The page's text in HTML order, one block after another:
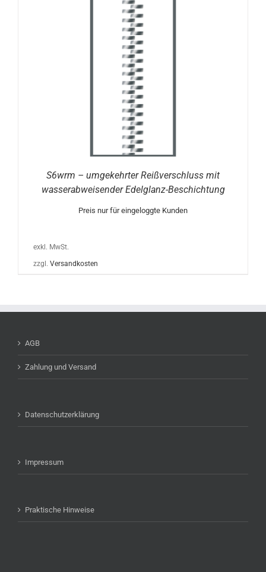
S6wrm – umgekehrter Reißverschluss mit
wasserabweisender Edelglanz-Beschichtung
Preis nur für eingeloggte Kunden
exkl. MwSt.
zzgl. Versandkosten
AGB
Zahlung und Versand
Datenschutzerklärung
Impressum
Praktische Hinweise